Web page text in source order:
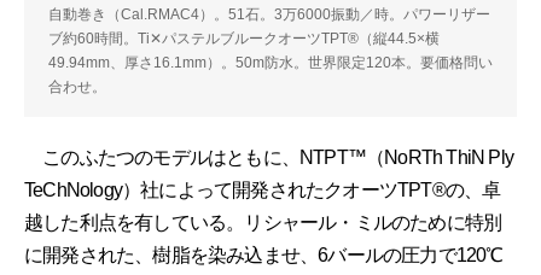
自動巻き（Cal.RMAC4）。51石。3万6000振動／時。パワーリザー
ブ約60時間。Ti✕パステルブルークオーツTPT®（縦44.5×横
49.94mm、厚さ16.1mm）。50m防水。世界限定120本。要価格問い
合わせ。
このふたつのモデルはともに、NTPT™（NoRTh ThiN Ply
TeChNology）社によって開発されたクオーツTPT®の、卓
越した利点を有している。リシャール・ミルのために特別
に開発された、樹脂を染み込ませ、6バールの圧力で120℃